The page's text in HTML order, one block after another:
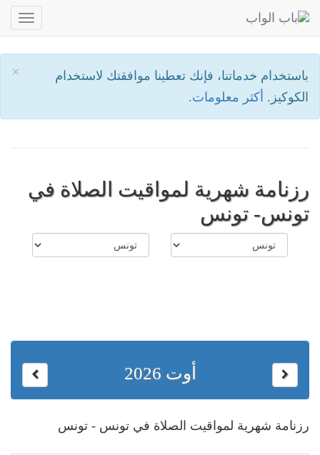
×
باستخدام خدماتنا، فإنك تعطينا موافقتك لاستخدام
الكوكيز. أكثر معلومات.
رزنامة شهرية لمواقيت الصلاة في
تونس- تونس
أوت 2026
رزنامة شهرية لمواقيت الصلاة في تونس - تونس